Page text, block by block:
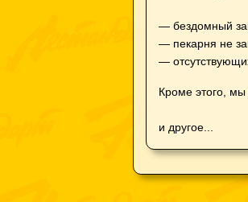
— бездомный
— пекарня не
—
Кроме этого, мы
и другое...